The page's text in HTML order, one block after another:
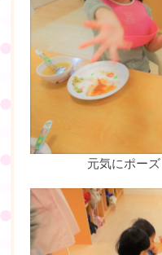
元気にポー